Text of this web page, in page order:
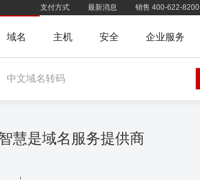
销售 400-622-8200
最新消息
支付方式
域名 主机 安全 企业服务
中文域名转码
慧是域名服务提供商